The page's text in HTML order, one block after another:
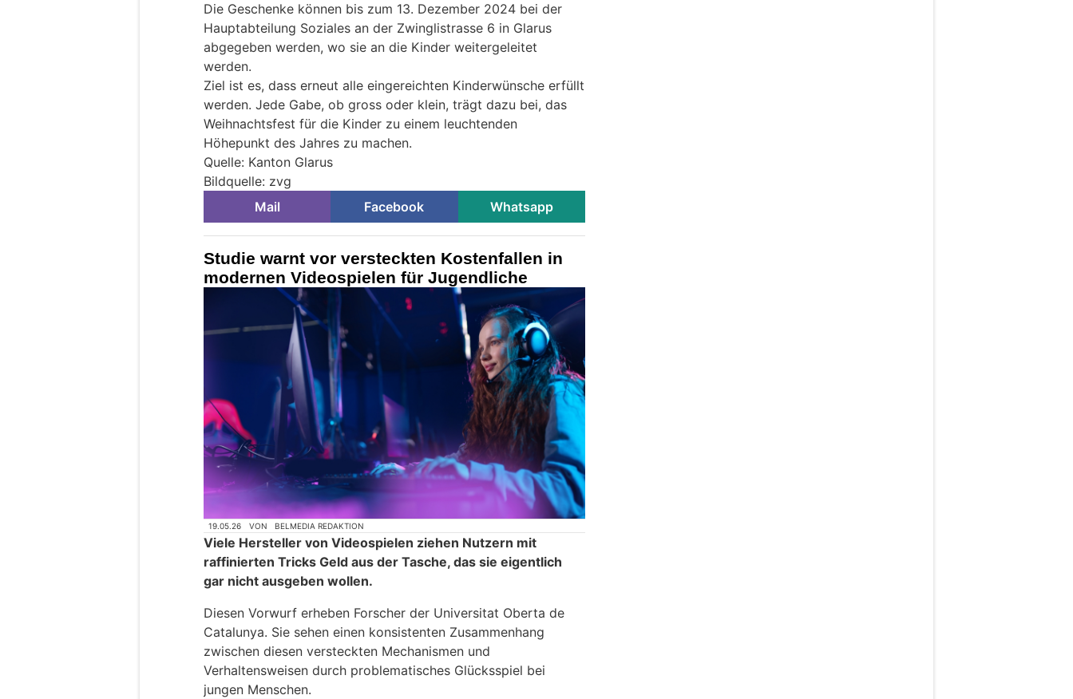
Die Geschenke können bis zum 13. Dezember 2024 bei der
Hauptabteilung Soziales an der Zwinglistrasse 6 in Glarus
abgegeben werden, wo sie an die Kinder weitergeleitet
werden.
Ziel ist es, dass erneut alle eingereichten Kinderwünsche erfüllt
werden. Jede Gabe, ob gross oder klein, trägt dazu bei, das
Weihnachtsfest für die Kinder zu einem leuchtenden
Höhepunkt des Jahres zu machen.
Quelle: Kanton Glarus
Bildquelle: zvg
Mail
Facebook Whatsapp
Studie warnt vor versteckten Kostenfallen in
modernen Videospielen für Jugendliche
19.05.26 VON BELMEDIA REDAKTION
Viele Hersteller von Videospielen ziehen Nutzern mit
raffinierten Tricks Geld aus der Tasche, das sie eigentlich
gar nicht ausgeben wollen.
Diesen Vorwurf erheben Forscher der Universitat Oberta de
Catalunya. Sie sehen einen konsistenten Zusammenhang
zwischen diesen versteckten Mechanismen und
Verhaltensweisen durch problematisches Glücksspiel bei
jungen Menschen.